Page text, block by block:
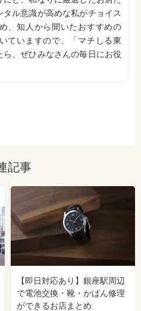
ル意識が高めな私がチョイス
、知人から聞いたおすすめの
ていますので、「マチしる東
、ぜひみなさんの毎日にお役
記事
【即日対応あり】銀座駅周辺
で電池交換・靴・かばん修理
ができるお店まとめ